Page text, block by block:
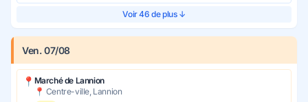
Voir 46 de plus ↓
Ven. 07/08
📍 Marché de Lannion
📍 Centre-ville, Lannion